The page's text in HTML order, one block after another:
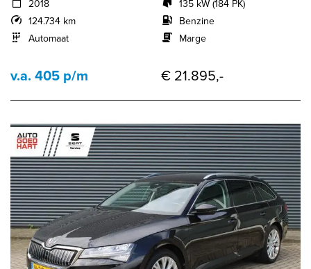
2018
124.734 km
Automaat
135 kW (184 PK)
Benzine
Marge
v.a. 405 p/m € 21.895,-